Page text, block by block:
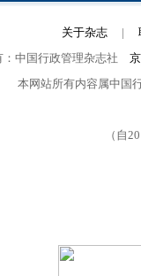
关于杂志 |
：中国行政管理杂志社
本网站所有内容属中国
（自